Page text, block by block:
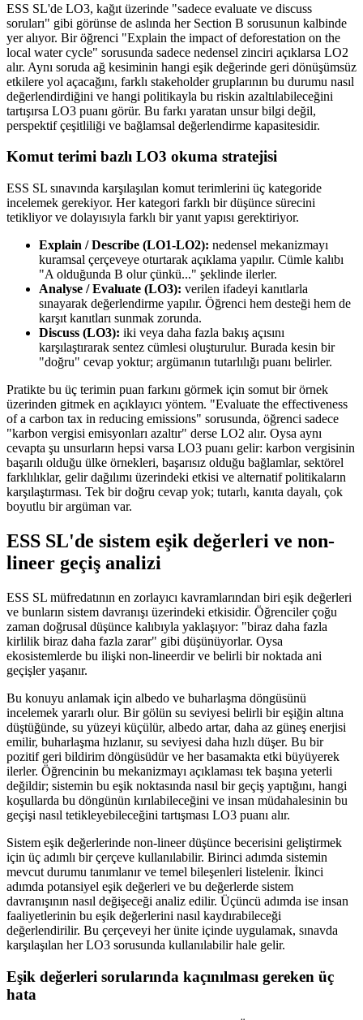
ESS SL'de LO3, kağıt üzerinde "sadece evaluate ve discuss
soruları" gibi görünse de aslında her Section B sorusunun kalbinde
yer alıyor. Bir öğrenci "Explain the impact of deforestation on the
local water cycle" sorusunda sadece nedensel zinciri açıklarsa LO2
alır. Aynı soruda ağ kesiminin hangi eşik değerinde geri dönüşümsüz
etkilere yol açacağını, farklı stakeholder gruplarının bu durumu nasıl
değerlendirdiğini ve hangi politikayla bu riskin azaltılabileceğini
tartışırsa LO3 puanı görür. Bu farkı yaratan unsur bilgi değil,
perspektif çeşitliliği ve bağlamsal değerlendirme kapasitesidir.
Komut terimi bazlı LO3 okuma stratejisi
ESS SL sınavında karşılaşılan komut terimlerini üç kategoride
incelemek gerekiyor. Her kategori farklı bir düşünce sürecini
tetikliyor ve dolayısıyla farklı bir yanıt yapısı gerektiriyor.
Explain / Describe (LO1-LO2): nedensel mekanizmayı
kuramsal çerçeveye oturtarak açıklama yapılır. Cümle kalıbı
"A olduğunda B olur çünkü..." şeklinde ilerler.
Analyse / Evaluate (LO3): verilen ifadeyi kanıtlarla
sınayarak değerlendirme yapılır. Öğrenci hem desteği hem de
karşıt kanıtları sunmak zorunda.
Discuss (LO3): iki veya daha fazla bakış açısını
karşılaştırarak sentez cümlesi oluşturulur. Burada kesin bir
"doğru" cevap yoktur; argümanın tutarlılığı puanı belirler.
Pratikte bu üç terimin puan farkını görmek için somut bir örnek
üzerinden gitmek en açıklayıcı yöntem. "Evaluate the effectiveness
of a carbon tax in reducing emissions" sorusunda, öğrenci sadece
"karbon vergisi emisyonları azaltır" derse LO2 alır. Oysa aynı
cevapta şu unsurların hepsi varsa LO3 puanı gelir: karbon vergisinin
başarılı olduğu ülke örnekleri, başarısız olduğu bağlamlar, sektörel
farklılıklar, gelir dağılımı üzerindeki etkisi ve alternatif politikaların
karşılaştırması. Tek bir doğru cevap yok; tutarlı, kanıta dayalı, çok
boyutlu bir argüman var.
ESS SL'de sistem eşik değerleri ve non-
lineer geçiş analizi
ESS SL müfredatının en zorlayıcı kavramlarından biri eşik değerleri
ve bunların sistem davranışı üzerindeki etkisidir. Öğrenciler çoğu
zaman doğrusal düşünce kalıbıyla yaklaşıyor: "biraz daha fazla
kirlilik biraz daha fazla zarar" gibi düşünüyorlar. Oysa
ekosistemlerde bu ilişki non-lineerdir ve belirli bir noktada ani
geçişler yaşanır.
Bu konuyu anlamak için albedo ve buharlaşma döngüsünü
incelemek yararlı olur. Bir gölün su seviyesi belirli bir eşiğin altına
düştüğünde, su yüzeyi küçülür, albedo artar, daha az güneş enerjisi
emilir, buharlaşma hızlanır, su seviyesi daha hızlı düşer. Bu bir
pozitif geri bildirim döngüsüdür ve her basamakta etki büyüyerek
ilerler. Öğrencinin bu mekanizmayı açıklaması tek başına yeterli
değildir; sistemin bu eşik noktasında nasıl bir geçiş yaptığını, hangi
koşullarda bu döngünün kırılabileceğini ve insan müdahalesinin bu
geçişi nasıl tetikleyebileceğini tartışması LO3 puanı alır.
Sistem eşik değerlerinde non-lineer düşünce becerisini geliştirmek
için üç adımlı bir çerçeve kullanılabilir. Birinci adımda sistemin
mevcut durumu tanımlanır ve temel bileşenleri listelenir. İkinci
adımda potansiyel eşik değerleri ve bu değerlerde sistem
davranışının nasıl değişeceği analiz edilir. Üçüncü adımda ise insan
faaliyetlerinin bu eşik değerlerini nasıl kaydırabileceği
değerlendirilir. Bu çerçeveyi her ünite içinde uygulamak, sınavda
karşılaşılan her LO3 sorusunda kullanılabilir hale gelir.
Eşik değerleri sorularında kaçınılması gereken üç
hata